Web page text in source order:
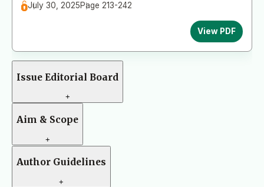
July 30, 2025Page 213-242
View PDF
Issue Editorial Board
+
Aim & Scope
+
Author Guidelines
+